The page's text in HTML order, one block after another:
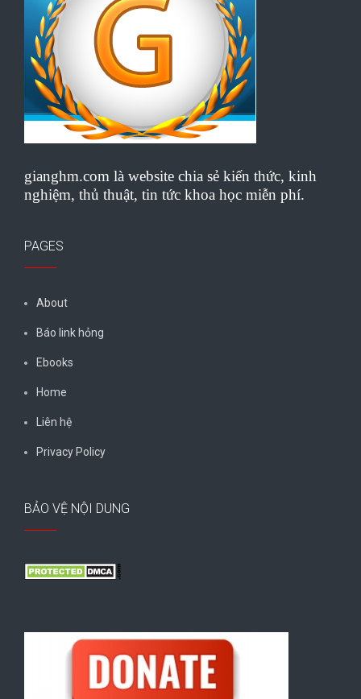
gianghm.com là website chia sẻ kiến thức, kinh
nghiệm, thủ thuật, tin tức khoa học miễn phí.
PAGES
About
Báo link hỏng
Ebooks
Home
Liên hệ
Privacy Policy
BẢO VỆ NỘI DUNG